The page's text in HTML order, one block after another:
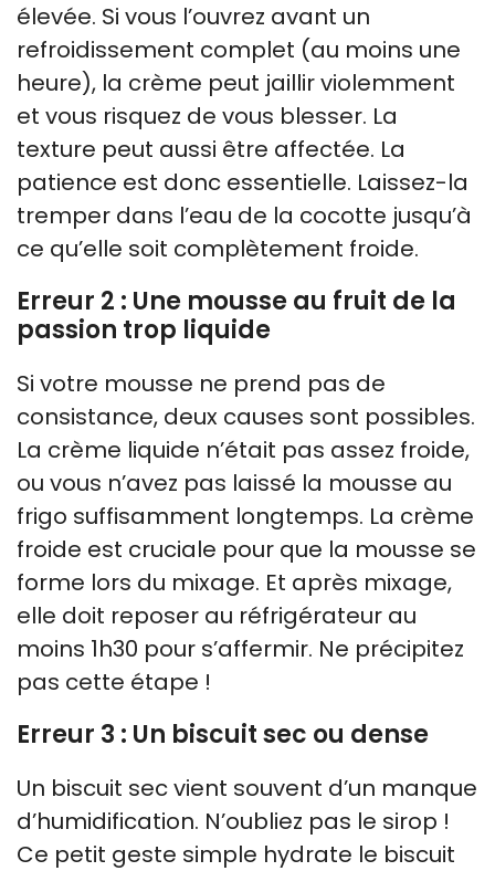
élevée. Si vous l’ouvrez avant un
refroidissement complet (au moins une
heure), la crème peut jaillir violemment
et vous risquez de vous blesser. La
texture peut aussi être affectée. La
patience est donc essentielle. Laissez-la
tremper dans l’eau de la cocotte jusqu’à
ce qu’elle soit complètement froide.
Erreur 2 : Une mousse au fruit de la
passion trop liquide
Si votre mousse ne prend pas de
consistance, deux causes sont possibles.
La crème liquide n’était pas assez froide,
ou vous n’avez pas laissé la mousse au
frigo suffisamment longtemps. La crème
froide est cruciale pour que la mousse se
forme lors du mixage. Et après mixage,
elle doit reposer au réfrigérateur au
moins 1h30 pour s’affermir. Ne précipitez
pas cette étape !
Erreur 3 : Un biscuit sec ou dense
Un biscuit sec vient souvent d’un manque
d’humidification. N’oubliez pas le sirop !
Ce petit geste simple hydrate le biscuit